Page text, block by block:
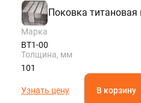
Поковка титановая
Марка
ВТ1-00
Толщина, мм
101
Узнать цену В корзину